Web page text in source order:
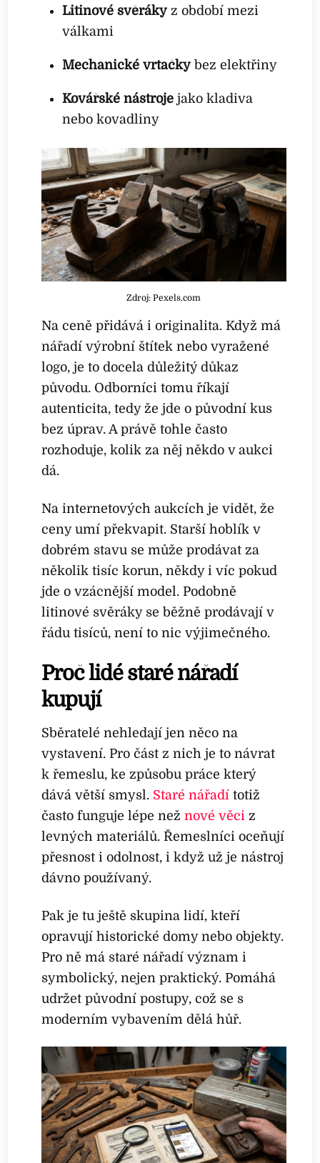
Litinové svěrákyz období mezi
válkami
Mechanické vrtačkybez elektřiny
Kovářské nástrojejako kladiva
nebo kovadliny
Zdroj: Pexels.com
Na ceně přidává i originalita. Když má
nářadí výrobní štítek nebo vyražené
logo, je to docela důležitý důkaz
původu. Odborníci tomu říkají
autenticita, tedy že jde o původní kus
bez úprav. A právě tohle často
rozhoduje, kolik za něj někdo v aukci
dá.
Na internetových aukcích je vidět, že
ceny umí překvapit. Starší hoblík v
dobrém stavu se může prodávat za
několik tisíc korun, někdy i víc pokud
jde o vzácnější model. Podobně
litinové svěráky se běžně prodávají v
řádu tisíců, není to nic výjimečného.
Proč lidé staré nářadí
kupují
Sběratelé nehledají jen něco na
vystavení. Pro část z nich je to návrat
k řemeslu, ke způsobu práce který
dává větší smysl. Staré nářadí totiž
často funguje lépe nežnové věci z
levných materiálů. Řemeslníci oceňují
přesnost i odolnost, i když už je nástroj
dávno používaný.
Pak je tu ještě skupina lidí, kteří
opravují historické domy nebo objekty.
Pro ně má staré nářadí význam i
symbolický, nejen praktický. Pomáhá
udržet původní postupy, což se s
moderním vybavením dělá hůř.